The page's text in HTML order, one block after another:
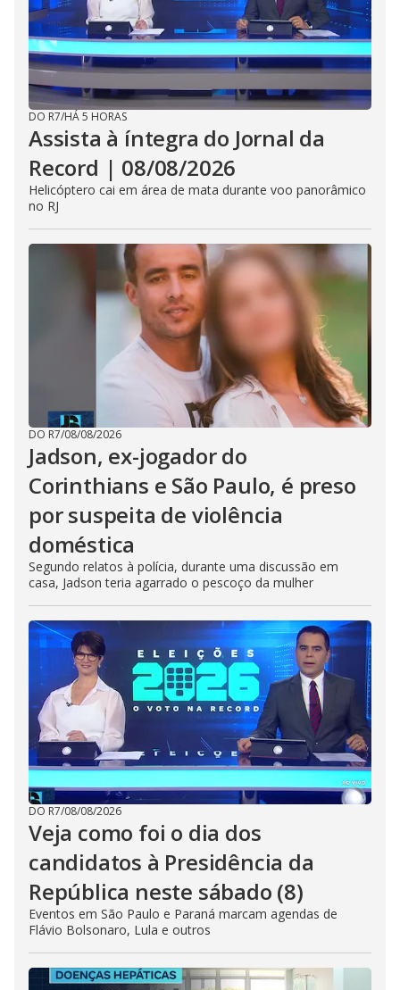
DO R7/HÁ 5 HORAS
Assista à íntegra do Jornal da
Record | 08/08/2026
Helicóptero cai em área de mata durante voo panorâmico
no RJ
DO R7/08/08/2026
Jadson, ex-jogador do
Corinthians e São Paulo, é preso
por suspeita de violência
doméstica
Segundo relatos à polícia, durante uma discussão em
casa, Jadson teria agarrado o pescoço da mulher
DO R7/08/08/2026
Veja como foi o dia dos
candidatos à Presidência da
República neste sábado (8)
Eventos em São Paulo e Paraná marcam agendas de
Flávio Bolsonaro, Lula e outros